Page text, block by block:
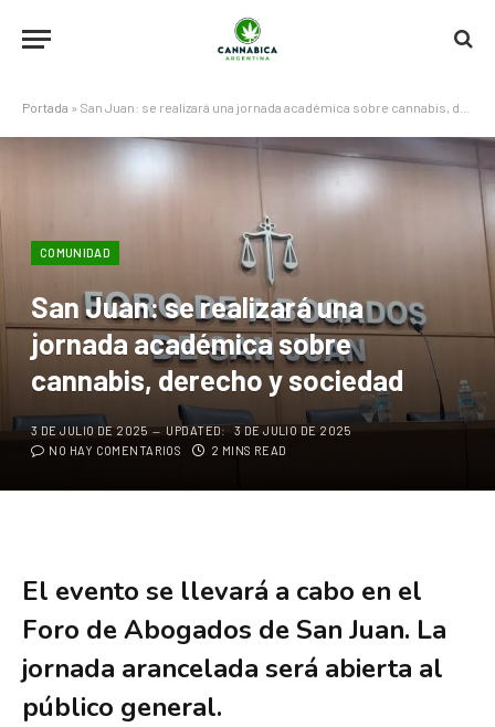
Portada » San Juan: se realizará una jornada académica sobre cannabis, derecho y sociedad
COMUNIDAD
San Juan: se realizará una
jornada académica sobre
cannabis, derecho y sociedad
3 DE JULIO DE 2025 UPDATED: 3 DE JULIO DE 2025
NO HAY COMENTARIOS
2 MINS READ
El evento se llevará a cabo en el
Foro de Abogados de San Juan. La
jornada arancelada será abierta al
público general.